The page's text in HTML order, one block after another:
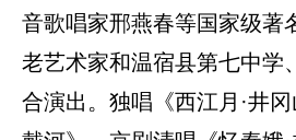
音歌唱家邢燕春等国家级著
老艺术家和温宿县第七中学
合演出。独唱《西江月·井